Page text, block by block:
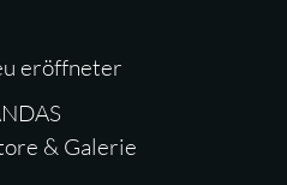
eröffneter
& Galerie